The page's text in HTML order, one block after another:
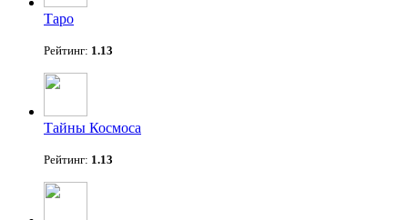
Таро
Рейтинг: 1.13
Тайны Космоса
Рейтинг: 1.13